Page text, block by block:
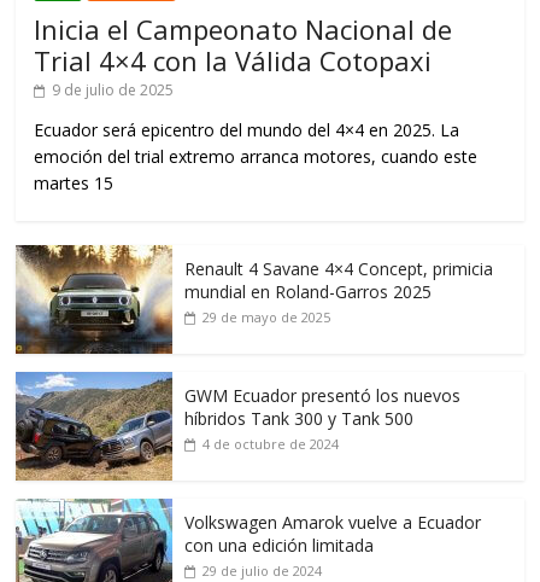
Inicia el Campeonato Nacional de
Trial 4×4 con la Válida Cotopaxi
9 de julio de 2025
Ecuador será epicentro del mundo del 4×4 en 2025. La
emoción del trial extremo arranca motores, cuando este
martes 15
Renault 4 Savane 4×4 Concept, primicia
mundial en Roland-Garros 2025
29 de mayo de 2025
GWM Ecuador presentó los nuevos
híbridos Tank 300 y Tank 500
4 de octubre de 2024
Volkswagen Amarok vuelve a Ecuador
con una edición limitada
29 de julio de 2024